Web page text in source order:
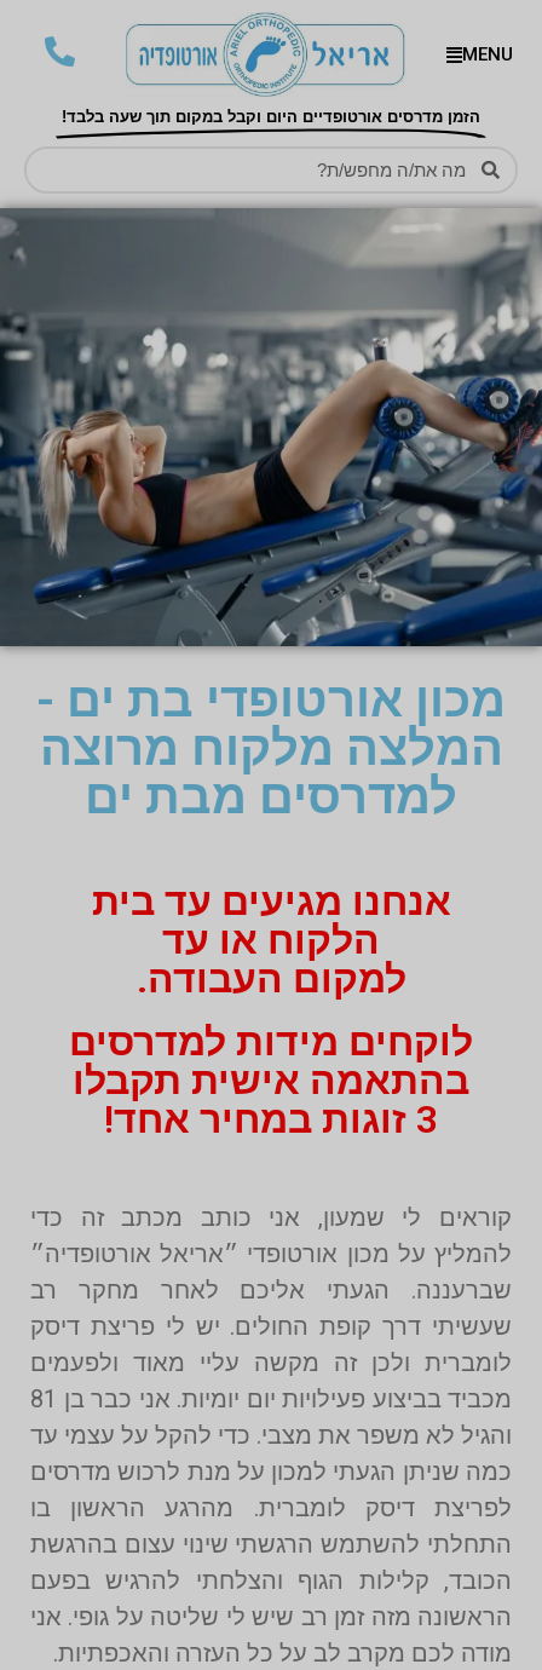
MENU
הזמן מדרסים אורטופדיים היום וקבל במקום תוך שעה בלבד!
מכון אורטופדי בת ים -
המלצה מלקוח מרוצה
למדרסים מבת ים
אנחנו מגיעים עד בית
הלקוח או עד
למקום העבודה.
לוקחים מידות למדרסים
בהתאמה אישית תקבלו
3 זוגות במחיר אחד!
קוראים לי שמעון, אני כותב מכתב זה כדי
להמליץ על מכון אורטופדי ״אריאל אורטופדיה״
שברעננה. הגעתי אליכם לאחר מחקר רב
שעשיתי דרך קופת החולים. יש לי פריצת דיסק
לומברית ולכן זה מקשה עליי מאוד ולפעמים
מכביד בביצוע פעילויות יום יומיות. אני כבר בן 81
והגיל לא משפר את מצבי. כדי להקל על עצמי עד
כמה שניתן הגעתי למכון על מנת לרכוש מדרסים
לפריצת דיסק לומברית. מהרגע הראשון בו
התחלתי להשתמש הרגשתי שינוי עצום בהרגשת
הכובד, קלילות הגוף והצלחתי להרגיש בפעם
הראשונה מזה זמן רב שיש לי שליטה על גופי. אני
מודה לכם מקרב לב על כל העזרה והאכפתיות.